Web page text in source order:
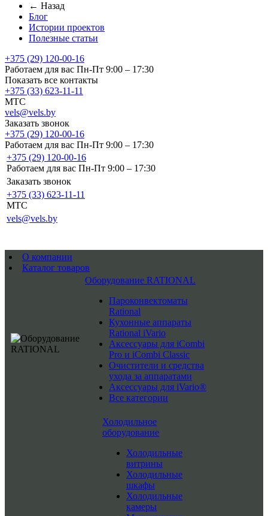
← Назад
Блог
Истории проектов
Полезные статьи
+375 (29) 120-00-16
Работаем для вас Пн-Пт 9:00 – 17:30
Показать все контакты
+375 (33) 623-11-11
MTC
vels@vels.by
Заказать звонок
+375 (29) 120-00-16
Работаем для вас Пн-Пт 9:00 – 17:30
+375 (29) 120-00-16
Работаем для вас Пн-Пт 9:00 – 17:30
Заказать звонок
+375 (33) 623-11-11
MTC
vels@vels.by
О компании
Каталог товаров
Оборудование RATIONAL
Пароконвектоматы
Rational
Кухонные аппараты
Rational iVario
Аксессуары для iCombi
Pro и iCombi Classic
Очистители и средства
ухода за аппаратами
Аксессуары для iVario®
Все категории
Холодильное
оборудование
Холодильные
витрины
Холодильные
шкафы
Холодильные
камеры